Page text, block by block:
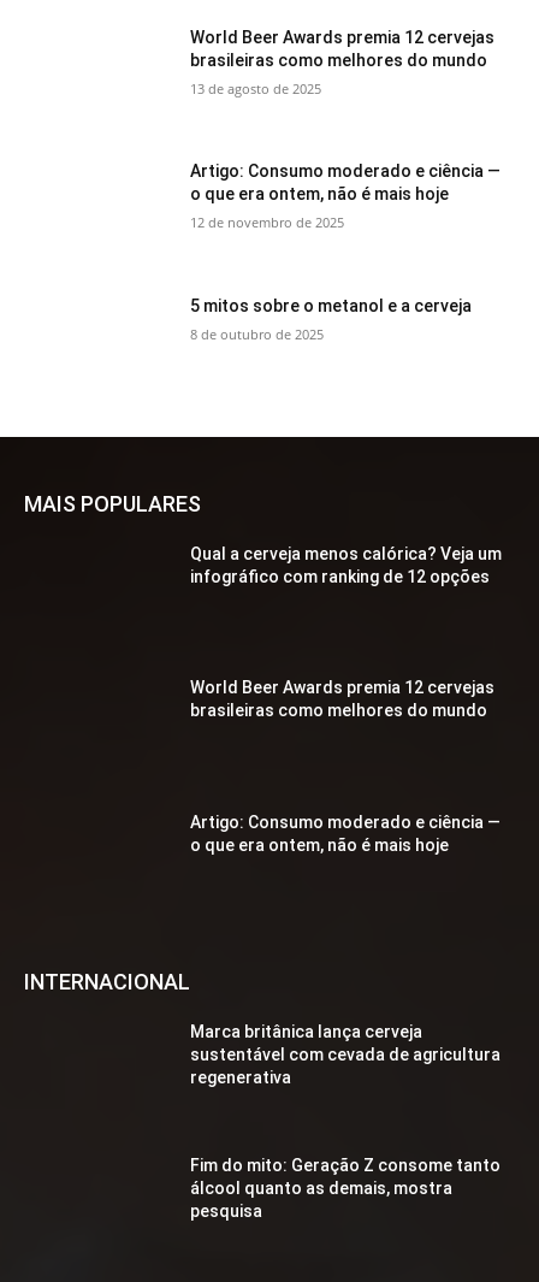
World Beer Awards premia 12 cervejas
brasileiras como melhores do mundo
13 de agosto de 2025
Artigo: Consumo moderado e ciência —
o que era ontem, não é mais hoje
12 de novembro de 2025
5 mitos sobre o metanol e a cerveja
8 de outubro de 2025
MAIS POPULARES
Qual a cerveja menos calórica? Veja um
infográfico com ranking de 12 opções
World Beer Awards premia 12 cervejas
brasileiras como melhores do mundo
Artigo: Consumo moderado e ciência —
o que era ontem, não é mais hoje
INTERNACIONAL
Marca britânica lança cerveja
sustentável com cevada de agricultura
regenerativa
Fim do mito: Geração Z consome tanto
álcool quanto as demais, mostra
pesquisa